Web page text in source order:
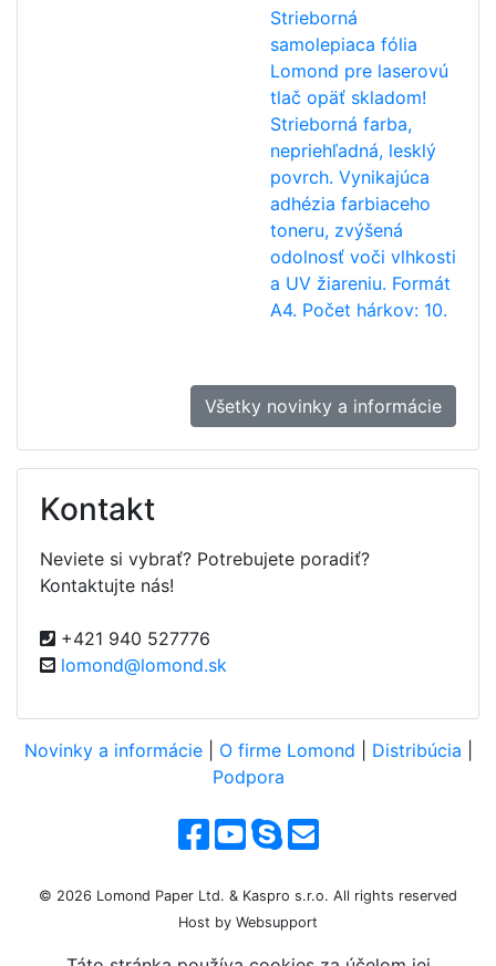
Strieborná
samolepiaca fólia
Lomond pre laserovú
tlač opäť skladom!
Strieborná farba,
nepriehľadná, lesklý
povrch. Vynikajúca
adhézia farbiaceho
toneru, zvýšená
odolnosť voči vlhkosti
a UV žiareniu. Formát
A4. Počet hárkov: 10.
Všetky novinky a informácie
Kontakt
Neviete si vybrať? Potrebujete poradiť?
Kontaktujte nás!
+421 940 527776
lomond@lomond.sk
Novinky a informácie| O firme Lomond Distribúcia
Podpora
© 2026 Lomond Paper Ltd. & Kaspro s.r.o. All rights reserved
Host by Websupport